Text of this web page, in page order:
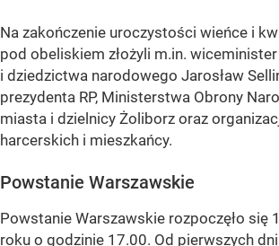
Na zakończenie uroczystości wieńce i
pod obeliskiem złożyli m.in.
i dziedzictwa narodowego Jarosław
prezydenta RP, Ministerstwa Obrony
miasta i dzielnicy Żoliborz oraz
harcerskich i mieszkańcy.
Powstanie Warszawskie
Powstanie Warszawskie rozpoczęło się
roku o godzinie 17.00. Od pierwszych